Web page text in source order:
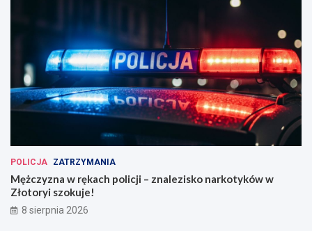
POLICJA ZATRZYMANIA
Mężczyzna w rękach policji – znalezisko narkotyków w
Złotoryi szokuje!
8 sierpnia 2026